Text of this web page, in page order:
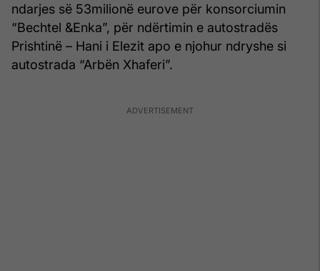
ndarjes së 53milionë eurove për konsorciumin
“Bechtel &Enka”, për ndërtimin e autostradës
Prishtinë – Hani i Elezit apo e njohur ndryshe si
autostrada “Arbën Xhaferi”.